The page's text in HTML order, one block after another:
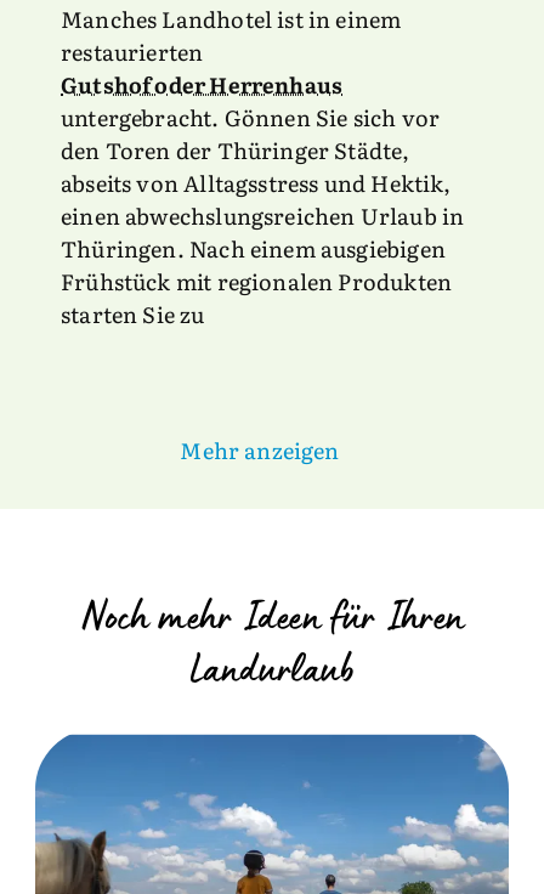
Manches Landhotel ist in einem
restaurierten
Gutshof oder Herrenhaus
untergebracht. Gönnen Sie sich vor
den Toren der Thüringer Städte,
abseits von Alltagsstress und Hektik,
einen abwechslungsreichen Urlaub in
Thüringen. Nach einem ausgiebigen
Frühstück mit regionalen Produkten
starten Sie zu
Mehr anzeigen
Noch mehr Ideen für Ihren
Landurlaub